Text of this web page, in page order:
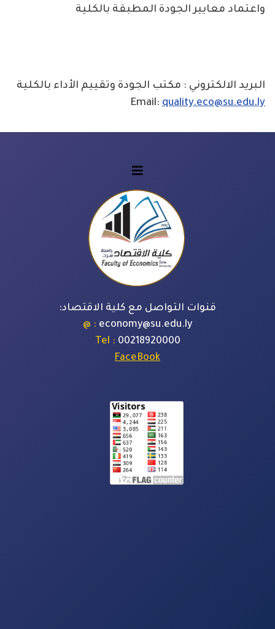
واعتماد معايير الجودة المطبقة بالكلية
البريد الالكتروني : مكتب الجودة وتقييم الأداء بالكلية
Email: quality.eco@su.edu.ly
قنوات التواصل مع كلية الاقتصاد:
economy@su.edu.ly
: @
00218920000
: Tel
FaceBook